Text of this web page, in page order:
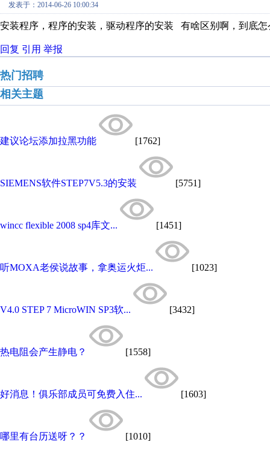
发表于：2014-06-26 10:00:34
安装程序，程序的安装，驱动程序的安装 有啥区别啊，到底怎
回复 引用 举报
热门招聘
相关主题
建议论坛添加拉黑功能 [1762]
SIEMENS软件STEP7V5.3的安装 [5751]
wincc flexible 2008 sp4库文... [1451]
听MOXA老侯说故事，拿奥运火炬... [1023]
V4.0 STEP 7 MicroWIN SP3软... [3432]
热电阻会产生静电？ [1558]
好消息！俱乐部成员可免费入住... [1603]
哪里有台历送呀？？ [1010]